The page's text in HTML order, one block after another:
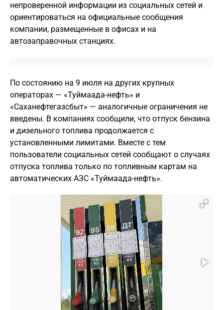
непроверенной информации из социальных сетей и
ориентироваться на официальные сообщения
компании, размещенные в офисах и на
автозаправочных станциях.
По состоянию на 9 июля на других крупных
операторах — «Туймаада-нефть» и
«Саханефтегазсбыт» — аналогичные ограничения не
введены. В компаниях сообщили, что отпуск бензина
и дизельного топлива продолжается с
установленными лимитами. Вместе с тем
пользователи социальных сетей сообщают о случаях
отпуска топлива только по топливным картам на
автоматических АЗС «Туймаада-нефть».